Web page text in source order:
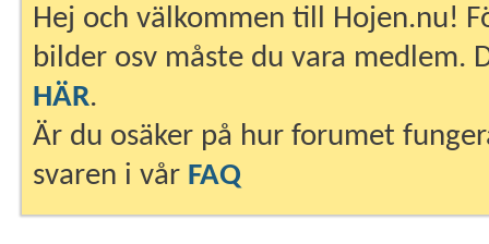
Hej och välkommen till Hojen.nu!
bilder osv måste du vara medlem.
HÄR.
Är du osäker på hur forumet
svaren i vår FAQ